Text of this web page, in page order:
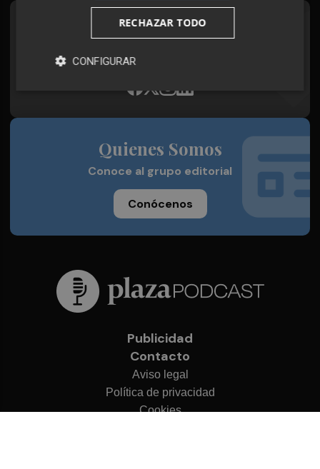
Síguenos en redes
Plaza Podcast, desde cualquier medio
Quienes Somos
Conoce al grupo editorial
Conócenos
Publicidad
Contacto
Aviso legal
Política de privacidad
Cookies
RECHAZAR TODO
CONFIGURAR